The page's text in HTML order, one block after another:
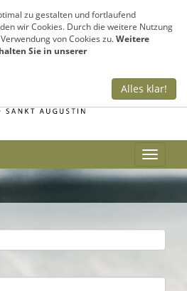
Sie haben Fragen? Rufen Sie uns an!
02241 – 999 300
zu gestalten und fortlaufend
wir Cookies. Durch die weitere Nutzung
von Cookies zu.Weitere
Sie in unserer
Alles klar!